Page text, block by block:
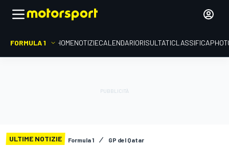
FORMULA 1 HOMENOTIZIECALENDARIORISULTATICLASSIFICA
ULTIME NOTIZIE Formula 1 GP del Qatar